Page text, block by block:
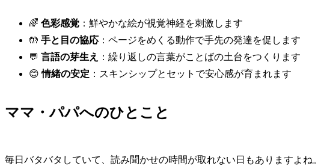
🌈 色彩感覚 ：鮮やかな絵が視覚神経を刺激します
🤲 手と目の協応 ：ページをめくる動作で手先の発達を促します
💬 言語の芽生え
：繰り返しの言葉がことばの土台をつくります
😊情緒の安定 ：スキンシップとセットで安心感が育まれます
ママ・パパへのひとこと
毎日バタバタしていて、読み聞かせの時間が取れない日もありますよね。